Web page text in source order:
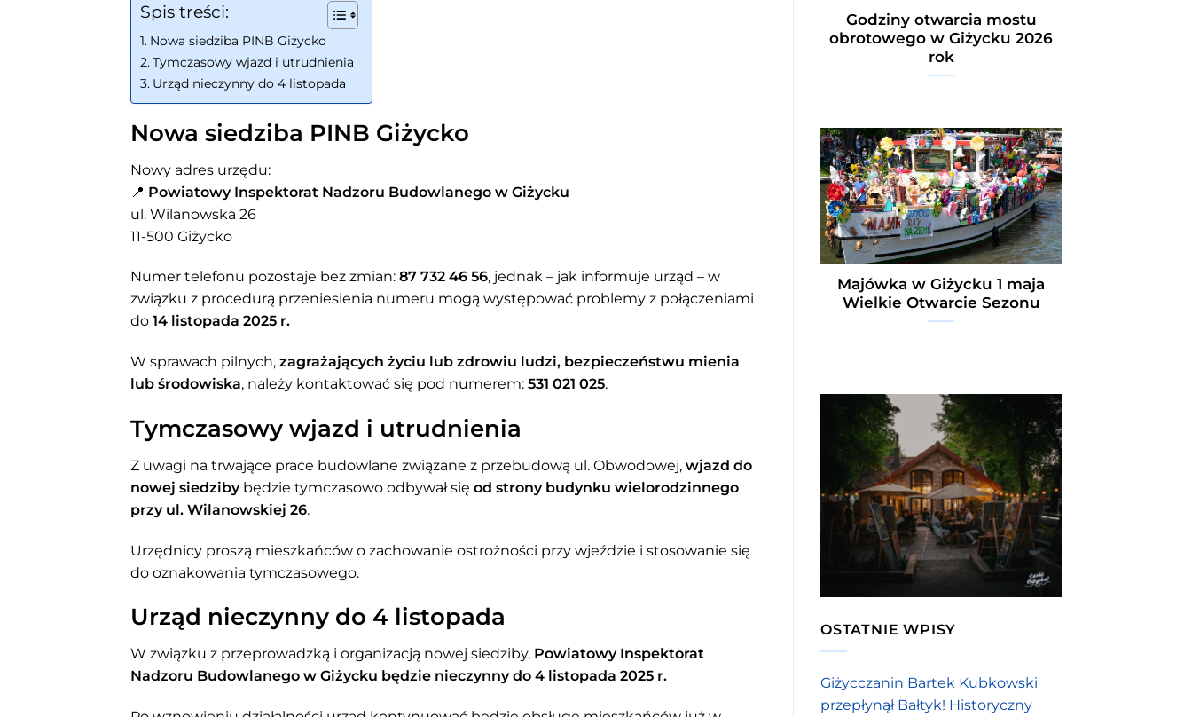
Spis treści:
Nowa siedziba PINB Giżycko
Tymczasowy wjazd i utrudnienia
Urząd nieczynny do 4 listopada
Nowa siedziba PINB Giżycko
Nowy adres urzędu:
📍 Powiatowy Inspektorat Nadzoru Budowlanego w Giżycku
ul. Wilanowska 26
11-500 Giżycko
Numer telefonu pozostaje bez zmian: 87 732 46 56, jednak – jak informuje urząd – w
związku z procedurą przeniesienia numeru mogą występować problemy z połączeniami
do 14 listopada 2025 r.
W sprawach pilnych, zagrażających życiu lub zdrowiu ludzi, bezpieczeństwu mienia
lub środowiska, należy kontaktować się pod numerem: 531 021 025.
Tymczasowy wjazd i utrudnienia
Z uwagi na trwające prace budowlane związane z przebudową ul. Obwodowej, wjazd do
nowej siedzibybędzie tymczasowo odbywał się od strony budynku wielorodzinnego
przy ul. Wilanowskiej 26.
Urzędnicy proszą mieszkańców o zachowanie ostrożności przy wjeździe i stosowanie się
do oznakowania tymczasowego.
Urząd nieczynny do 4 listopada
W związku z przeprowadzką i organizacją nowej siedziby, Powiatowy Inspektorat
Nadzoru Budowlanego w Giżycku będzie nieczynny do 4 listopada 2025 r.
Godziny otwarcia mostu
obrotowego w Giżycku 2026
rok
Majówka w Giżycku 1 maja
Wielkie Otwarcie Sezonu
OSTATNIE WPISY
Giżycczanin Bartek Kubkowski
przepłynął Bałtyk! Historyczny